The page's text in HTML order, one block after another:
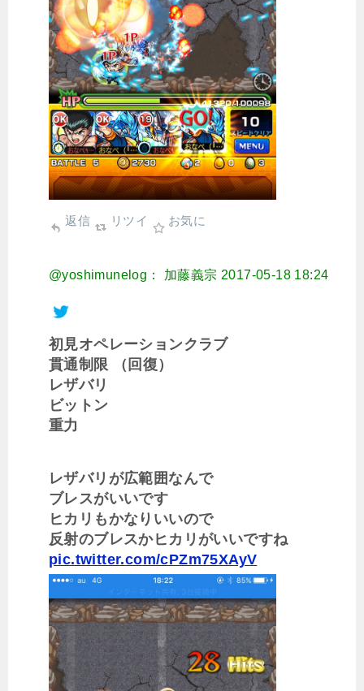
返信 リツイ お気に
@yoshimunelog： 加藤義宗 2017-05-18 18:24
初見オペレーションクラブ
貫通制限 （回復）
レザバリ
ビットン
重力
レザバリが広範囲なんで
ブレスがいいです
ヒカリもかなりいいので
反射のブレスかヒカリがいいですね
pic.twitter.com/cPZm75XAyV